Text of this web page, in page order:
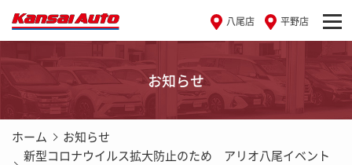
八尾店 平野店
お知らせ
ホーム
お知らせ
新型コロナウイルス拡大防止のため アリオ八尾イベント